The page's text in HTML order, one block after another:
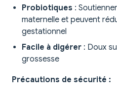
Probiotiques :
maternelle et peuvent
gestationnel
Facile à digérer : Doux
grossesse
Précautions de sécurité :